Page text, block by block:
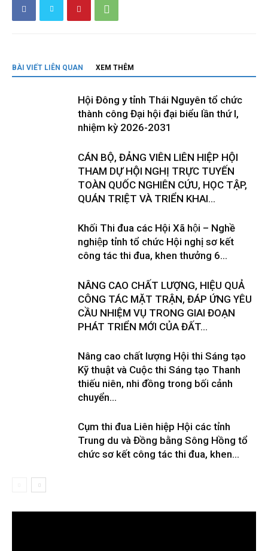
BÀI VIẾT LIÊN QUAN XEM THÊM
Hội Đông y tỉnh Thái Nguyên tổ chức
thành công Đại hội đại biểu lần thứ I,
nhiệm kỳ 2026-2031
CÁN BỘ, ĐẢNG VIÊN LIÊN HIỆP HỘI
THAM DỰ HỘI NGHỊ TRỰC TUYẾN
TOÀN QUỐC NGHIÊN CỨU, HỌC TẬP,
QUÁN TRIỆT VÀ TRIỂN KHAI...
Khối Thi đua các Hội Xã hội – Nghề
nghiệp tỉnh tổ chức Hội nghị sơ kết
công tác thi đua, khen thưởng 6...
NÂNG CAO CHẤT LƯỢNG, HIỆU QUẢ
CÔNG TÁC MẶT TRẬN, ĐÁP ỨNG YÊU
CẦU NHIỆM VỤ TRONG GIAI ĐOẠN
PHÁT TRIỂN MỚI CỦA ĐẤT...
Nâng cao chất lượng Hội thi Sáng tạo
Kỹ thuật và Cuộc thi Sáng tạo Thanh
thiếu niên, nhi đồng trong bối cảnh
chuyển...
Cụm thi đua Liên hiệp Hội các tỉnh
Trung du và Đồng bằng Sông Hồng tổ
chức sơ kết công tác thi đua, khen...